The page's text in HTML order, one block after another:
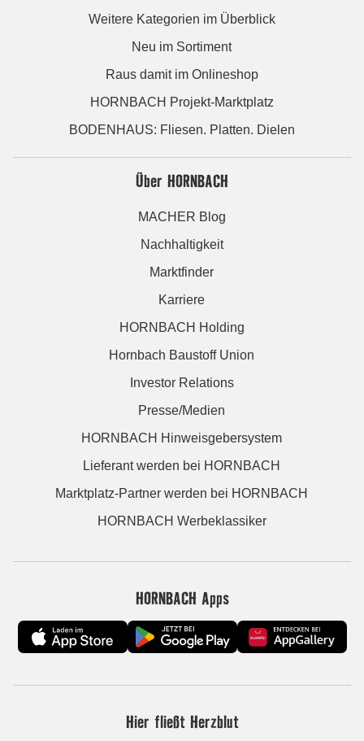
Weitere Kategorien im Überblick
Neu im Sortiment
Raus damit im Onlineshop
HORNBACH Projekt-Marktplatz
BODENHAUS: Fliesen. Platten. Dielen
Über HORNBACH
MACHER Blog
Nachhaltigkeit
Marktfinder
Karriere
HORNBACH Holding
Hornbach Baustoff Union
Investor Relations
Presse/Medien
HORNBACH Hinweisgebersystem
Lieferant werden bei HORNBACH
Marktplatz-Partner werden bei HORNBACH
HORNBACH Werbeklassiker
HORNBACH Apps
Hier fließt Herzblut